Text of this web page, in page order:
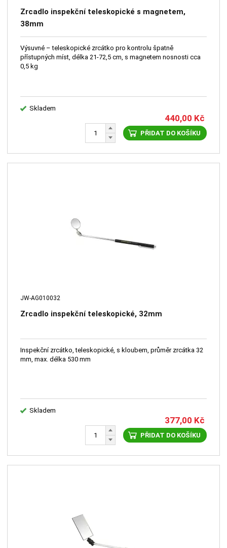
Zrcadlo inspekční teleskopické s magnetem,
38mm
Výsuvné – teleskopické zrcátko pro kontrolu špatně
přístupných míst, délka 21-72,5 cm, s magnetem nosnosti cca
0,5 kg
Skladem
440,00 Kč
PŘIDAT DO KOŠÍKU
JW-AG010032
Zrcadlo inspekční teleskopické, 32mm
Inspekční zrcátko, teleskopické, s kloubem, průměr zrcátka 32
mm, max. délka 530 mm
Skladem
377,00 Kč
PŘIDAT DO KOŠÍKU